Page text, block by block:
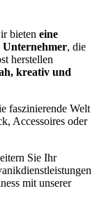
bieten eine
, die
herstellen
kreativ und
faszinierende Welt
Accessoires oder
Sie Ihr
mit unserer